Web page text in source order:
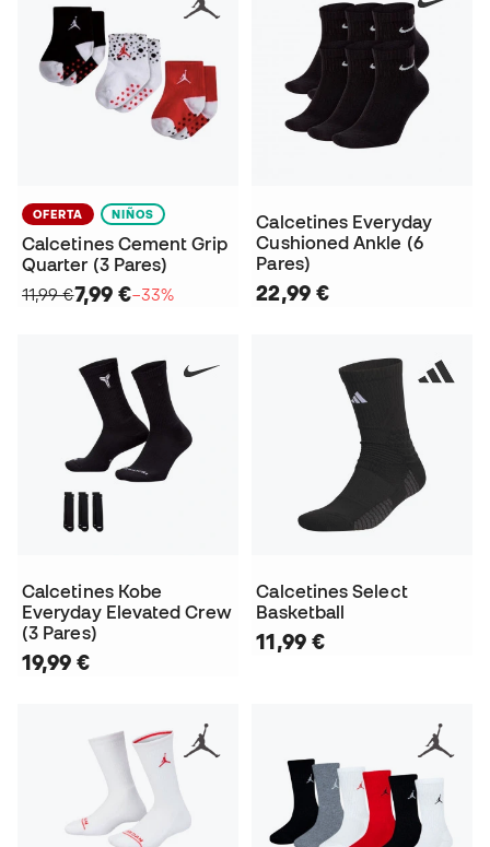
OFERTA NIÑOS
Calcetines Cement Grip
Quarter (3 Pares)
11,99 €7,99 €−33%
Calcetines Everyday
Cushioned Ankle (6
Pares)
22,99 €
Calcetines Kobe
Everyday Elevated Crew
(3 Pares)
19,99 €
Calcetines Select
Basketball
11,99 €